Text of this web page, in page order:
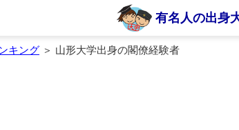
有名人の出身
キング ＞ 山形大学出身の閣僚経験者